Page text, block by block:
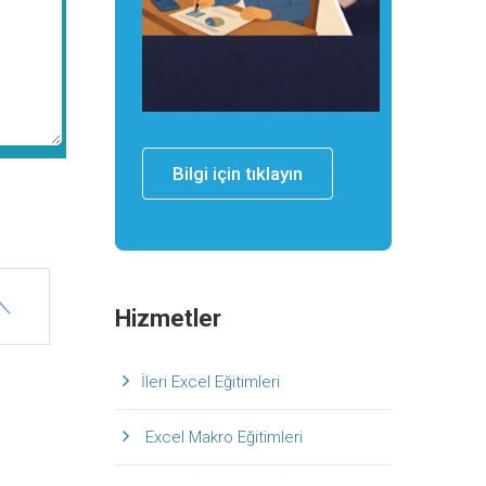
Bilgi için tıklayın
Hizmetler
İleri Excel Eğitimleri
Excel Makro Eğitimleri